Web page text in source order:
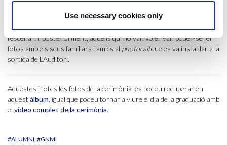
Use necessary cookies only
, d’Oques Grasses, que van cantar juntament amb el Julen.
Finalment, els alumnes es van fer la tradicional foto de grup dalt de
l’escenari i, posteriorment, aquells qui ho van voler van poder-se fer
fotos amb els seus familiars i amics al photocallque es va instal·lar a la
sortida de L’Auditori.
Aquestes i totes les fotos de la cerimònia les podeu recuperar en
aquest àlbum, igual que podeu tornar a viure el dia de la graduació amb
el vídeo complet de la cerimònia.
#ALUMNI #GNMI